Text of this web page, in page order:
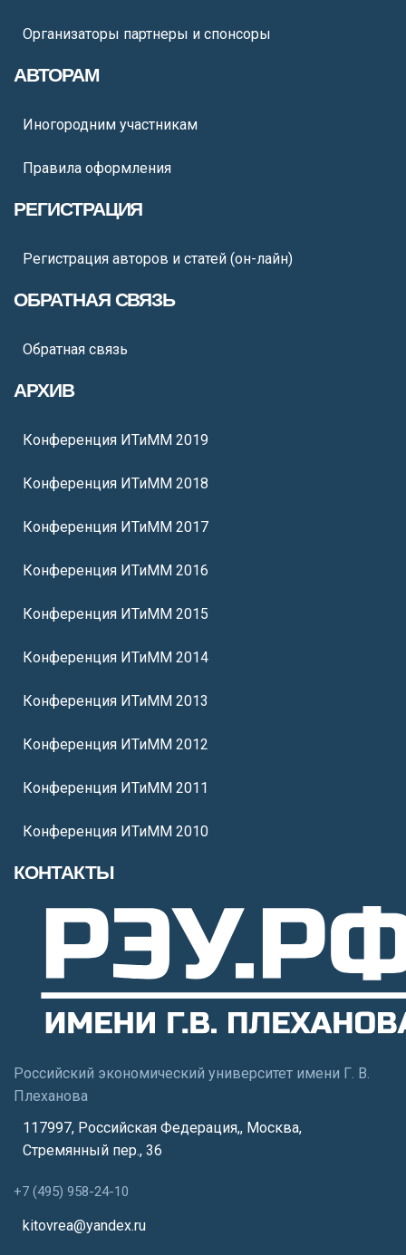
Организаторы партнеры и спонсоры
АВТОРАМ
Иногородним участникам
Правила оформления
РЕГИСТРАЦИЯ
Регистрация авторов и статей (он-лайн)
ОБРАТНАЯ СВЯЗЬ
Обратная связь
АРХИВ
Конференция ИТиММ 2019
Конференция ИТиММ 2018
Конференция ИТиММ 2017
Конференция ИТиММ 2016
Конференция ИТиММ 2015
Конференция ИТиММ 2014
Конференция ИТиММ 2013
Конференция ИТиММ 2012
Конференция ИТиММ 2011
Конференция ИТиММ 2010
КОНТАКТЫ
Российский экономический университет имени Г. В.
Плеханова
117997, Российская Федерация,, Москва,
Стремянный пер., 36
+7 (495) 958-24-10
kitovrea@yandex.ru